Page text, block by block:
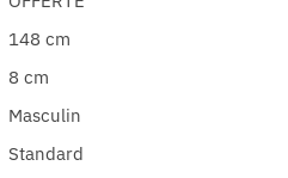
148 cm
8 cm
Masculin
Standard